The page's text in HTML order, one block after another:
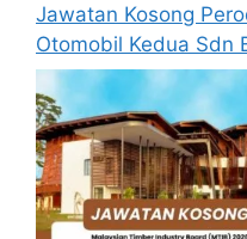
pertama, anda
akaun baru
Calon
yang lengkap
pengalaman
yang dipohon,
passport serta
semasa
Jawatan Kosong
Otomobil Kedua Sdn